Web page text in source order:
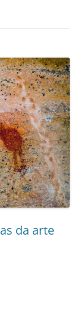
da arte